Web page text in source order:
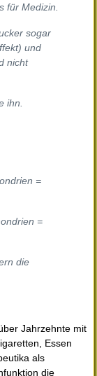
für Medizin.
sogar
und
nicht
ihn.
=
=
die
Jahrzehnte mit
Essen
als
die